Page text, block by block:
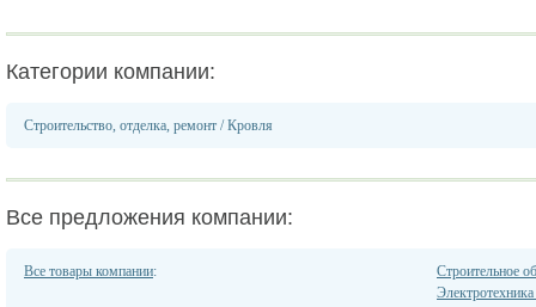
Категории компании:
Строительство, отделка, ремонт /Кровля
Все предложения компании:
Все товары компании:
Строительное